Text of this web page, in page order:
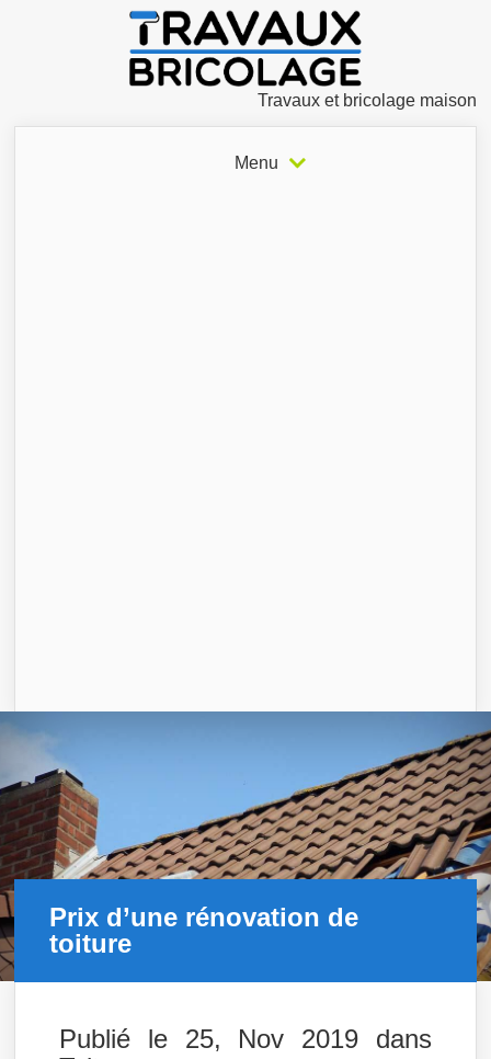
Travaux et bricolage maison
Menu
Prix d’une rénovation de
toiture
Publié le 25, Nov 2019 dans